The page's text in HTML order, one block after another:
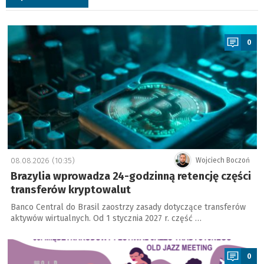
a
0
Wojciech Boczoń
08.08.2026 (10:35)
Brazylia wprowadza 24-godzinną retencję części
transferów kryptowalut
Banco Central do Brasil zaostrzy zasady dotyczące transferów
aktywów wirtualnych. Od 1 stycznia 2027 r. część …
a
0